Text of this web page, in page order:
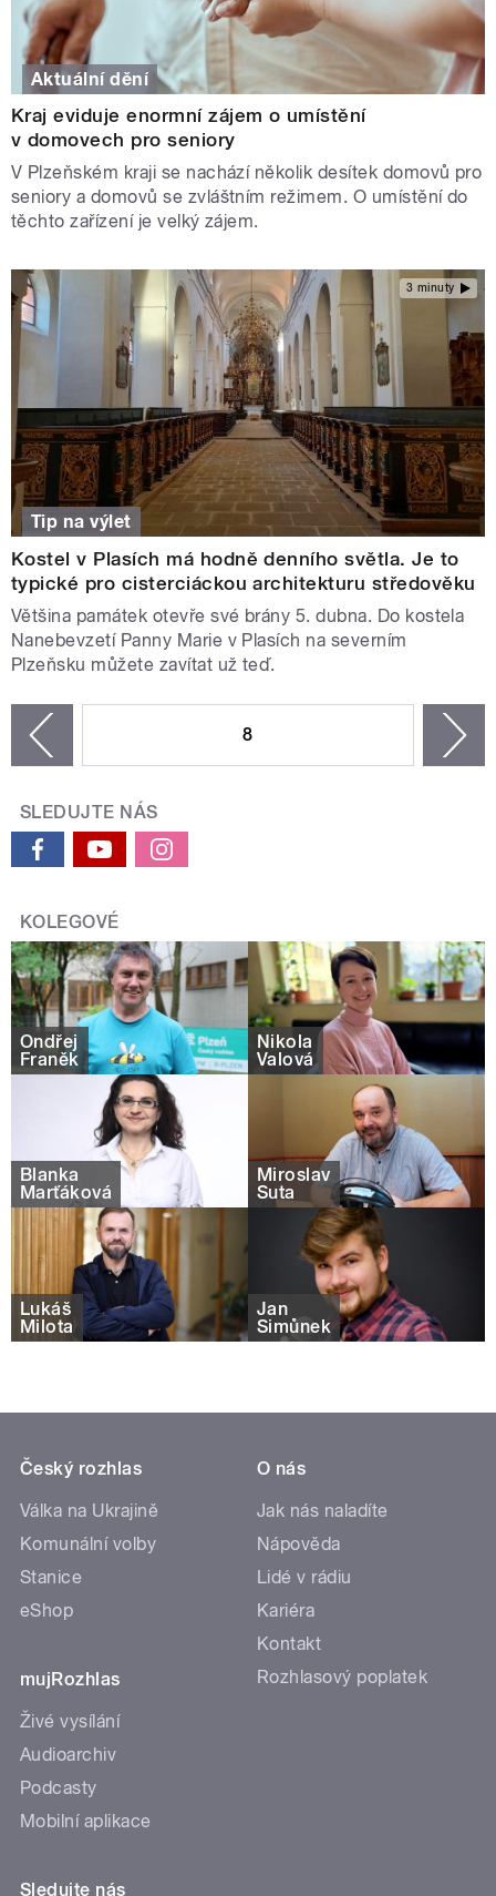
Aktuální dění
Kraj eviduje enormní zájem o umístění
v domovech pro seniory
V Plzeňském kraji se nachází několik desítek domovů pro
seniory a domovů se zvláštním režimem. O umístění do
těchto zařízení je velký zájem.
3 minuty
Tip na výlet
Kostel v Plasích má hodně denního světla. Je to
typické pro cisterciáckou architekturu středověku
Většina památek otevře své brány 5. dubna. Do kostela
Nanebevzetí Panny Marie v Plasích na severním
Plzeňsku můžete zavítat už teď.
8
SLEDUJTE NÁS
KOLEGOVÉ
Ondřej
Franěk
Nikola
Valová
Blanka
Marťáková
Miroslav
Šuta
Lukáš
Milota
Jan
Šimůnek
Český rozhlas
Válka na Ukrajině
Komunální volby
Stanice
eShop
mujRozhlas
Živé vysílání
Audioarchiv
Podcasty
Mobilní aplikace
O nás
Jak nás naladíte
Nápověda
Lidé v rádiu
Kariéra
Kontakt
Rozhlasový poplatek
Sledujte nás